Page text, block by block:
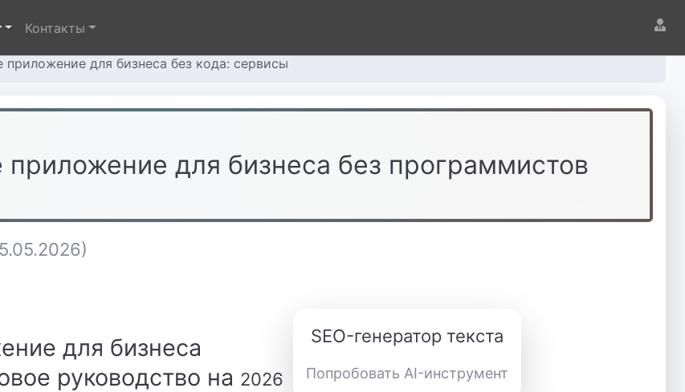
Контакты
приложение для бизнеса без кода: сервисы
приложение для бизнеса без программистов
SEO-генератор текста
Попробовать AI-инструмент
для бизнеса
руководство на 2026